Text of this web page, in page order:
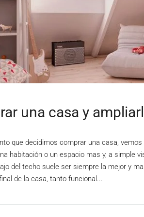
una casa y
que decidimos comprar una casa,
habitación o un espacio mas y, a simple
del techo suele ser siempre la mejor y
de la casa, tanto funcional...